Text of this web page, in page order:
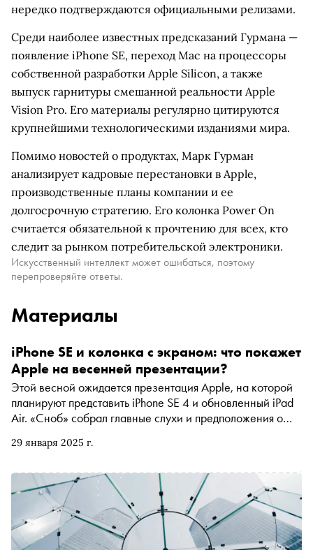
нередко подтверждаются официальными релизами.
Среди наиболее известных предсказаний Гурмана —
появление iPhone SE, переход Mac на процессоры
собственной разработки Apple Silicon, а также
выпуск гарнитуры смешанной реальности Apple
Vision Pro. Его материалы регулярно цитируются
крупнейшими технологическими изданиями мира.
Помимо новостей о продуктах, Марк Гурман
анализирует кадровые перестановки в Apple,
производственные планы компании и ее
долгосрочную стратегию. Его колонка Power On
считается обязательной к прочтению для всех, кто
следит за рынком потребительской электроники.
Искусственный интеллект может ошибаться, поэтому
перепроверяйте ответы.
Материалы
29 января 2025 г.
iPhone SE и колонка с экраном: что покажет
Apple на весенней презентации?
Этой весной ожидается презентация Apple, на которой
планируют представить iPhone SE 4 и обновленный iPad
Air. «Сноб» собрал главные слухи и предположения о